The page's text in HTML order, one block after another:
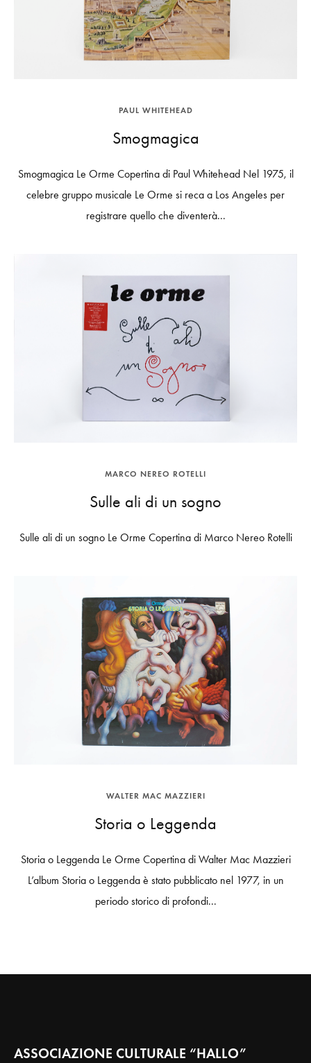
PAUL WHITEHEAD
Smogmagica
Smogmagica Le Orme Copertina di Paul Whitehead Nel 1975, il
celebre gruppo musicale Le Orme si reca a Los Angeles per
registrare quello che diventerà...
MARCO NEREO ROTELLI
Sulle ali di un sogno
Sulle ali di un sogno Le Orme Copertina di Marco Nereo Rotelli
WALTER MAC MAZZIERI
Storia o Leggenda
Storia o Leggenda Le Orme Copertina di Walter Mac Mazzieri
L’album Storia o Leggenda è stato pubblicato nel 1977, in un
periodo storico di profondi...
ASSOCIAZIONE CULTURALE “HALLO”